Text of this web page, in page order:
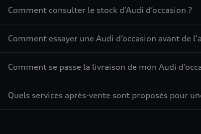
Comment consulter le stock d’Audi d’occasion ?
Comment essayer une Audi d’occasion avant de
Comment se passe la livraison de mon Audi
Quels services après-vente sont proposés pour